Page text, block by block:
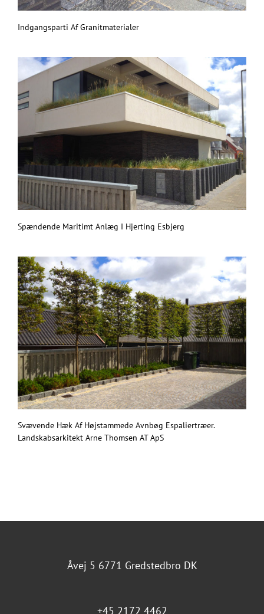
Indgangsparti Af Granitmaterialer
Spændende Maritimt Anlæg I Hjerting Esbjerg
Svævende Hæk Af Højstammede Avnbøg Espaliertræer.
Landskabsarkitekt Arne Thomsen AT ApS
Åvej 5 6771 Gredstedbro DK
+45 2172 4462